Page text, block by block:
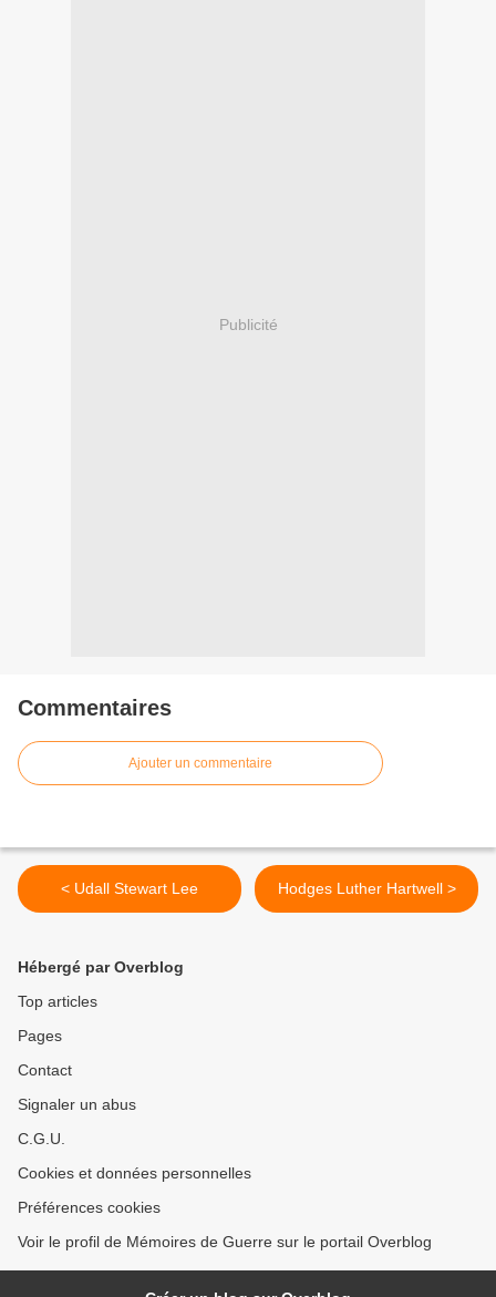
Publicité
Commentaires
Ajouter un commentaire
< Udall Stewart Lee Hodges Luther Hartwell >
Hébergé par Overblog
Top articles
Pages
Contact
Signaler un abus
C.G.U.
Cookies et données personnelles
Préférences cookies
Voir le profil de Mémoires de Guerre sur le portail Overblog